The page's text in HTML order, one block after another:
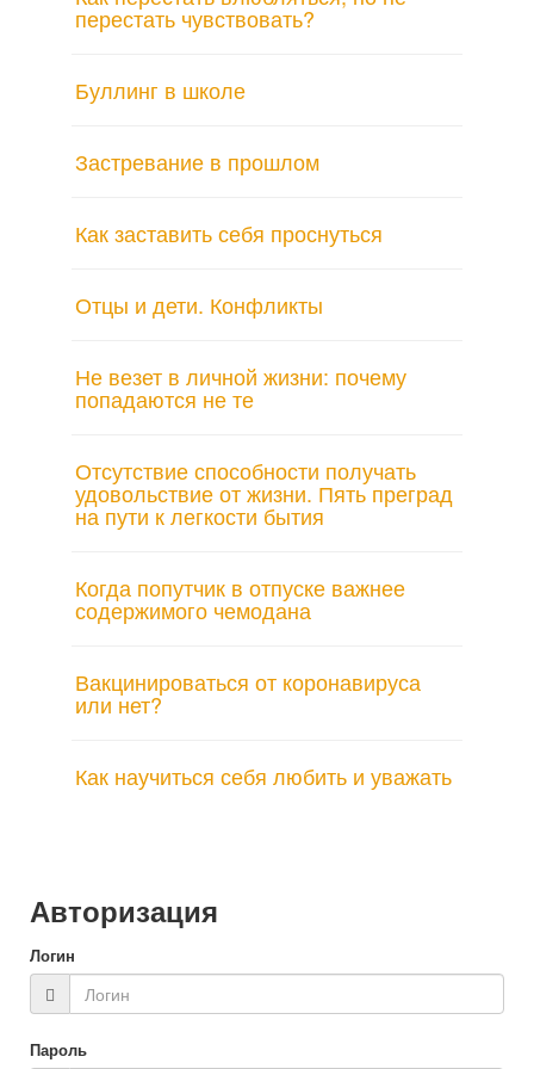
перестать чувствовать?
Буллинг в школе
Застревание в прошлом
Как заставить себя проснуться
Отцы и дети. Конфликты
Не везет в личной жизни: почему
попадаются не те
Отсутствие способности получать
удовольствие от жизни. Пять преград
на пути к легкости бытия
Когда попутчик в отпуске важнее
содержимого чемодана
Вакцинироваться от коронавируса
или нет?
Как научиться себя любить и уважать
Авторизация
Логин
Пароль